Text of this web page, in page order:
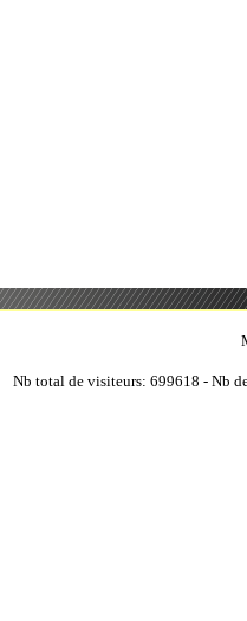
Nb total de visiteurs: 699618 - Nb